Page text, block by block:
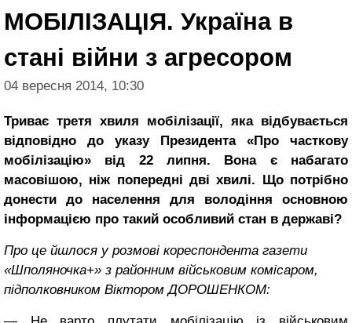
МОБІЛІЗАЦІЯ. Україна в
стані війни з агресором
04 вересня 2014, 10:30
Триває третя хвиля мобілізації, яка відбувається
відповідно до указу Президента «Про часткову
мобілізацію» від 22 липня. Вона є набагато
масовішою, ніж попередні дві хвилі. Що потрібно
донести до населення для володіння основною
інформацією про такий особливий стан в державі?
Про це йшлося у розмові кореспондента газети
«Шполяночка+» з районним військовим комісаром,
підполковником Віктором ДОРОШЕНКОМ: